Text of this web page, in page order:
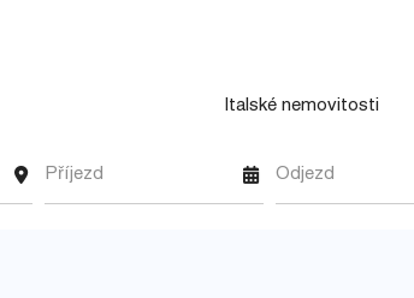
Italské nemovitosti
Příjezd Odjezd